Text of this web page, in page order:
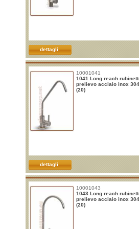
dettagli
10001041
1041 Long reach
prelievo acciaio inox
(20)
dettagli
10001043
1043 Long reach
prelievo acciaio inox
(20)